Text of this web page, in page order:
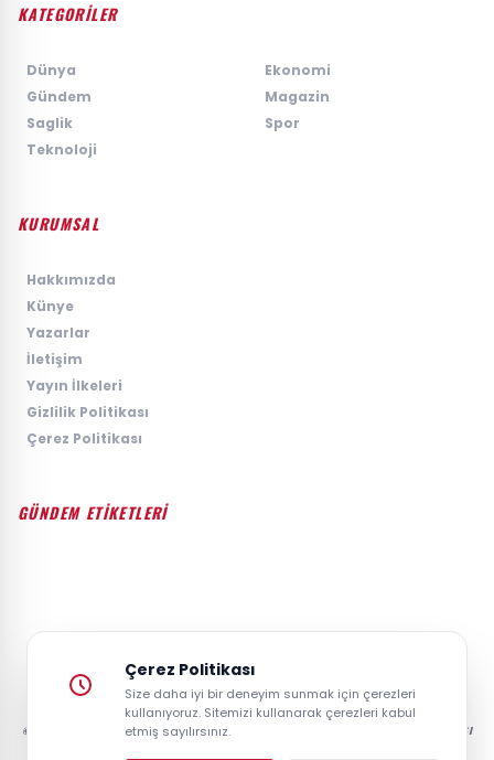
KATEGORİLER
Dünya
Ekonomi
Gündem
Magazin
Saglik
Spor
Teknoloji
KURUMSAL
Hakkımızda
Künye
Yazarlar
İletişim
Yayın İlkeleri
Gizlilik Politikası
Çerez Politikası
GÜNDEM ETİKETLERİ
© 2026 GAZETESAYFA | TÜRKIYE VE DÜNYANIN GÜNCEL HABER POSTASI
Çerez Politikası
Size daha iyi bir deneyim sunmak için çerezleri
kullanıyoruz. Sitemizi kullanarak çerezleri kabul
etmiş sayılırsınız.